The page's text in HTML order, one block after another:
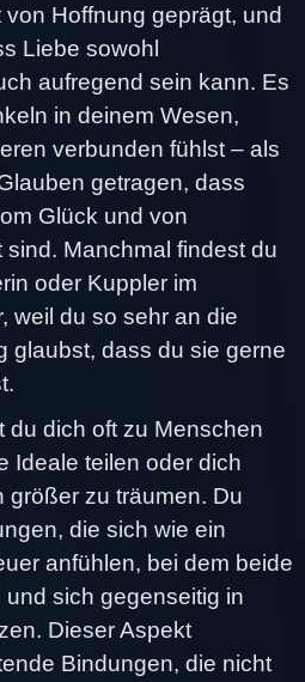
Hoffnung geprägt, und
Liebe sowohl
aufregend sein kann. Es
in deinem Wesen,
verbunden fühlst – als
getragen, dass
Glück und von
Manchmal findest du
oder Kuppler im
weil du so sehr an die
glaubst, dass du sie gerne
du dich oft zu Menschen
Ideale teilen oder dich
größer zu träumen. Du
die sich wie ein
anfühlen, bei dem beide
sich gegenseitig in
Dieser Aspekt
Bindungen, die nicht